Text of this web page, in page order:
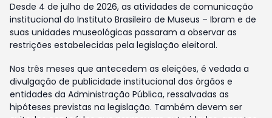
Desde 4 de julho de 2026, as atividades de comunicação
institucional do Instituto Brasileiro de Museus – Ibram e de
suas unidades museológicas passaram a observar as
restrições estabelecidas pela legislação eleitoral.
Nos três meses que antecedem as eleições, é vedada a
divulgação de publicidade institucional dos órgãos e
entidades da Administração Pública, ressalvadas as
hipóteses previstas na legislação. Também devem ser